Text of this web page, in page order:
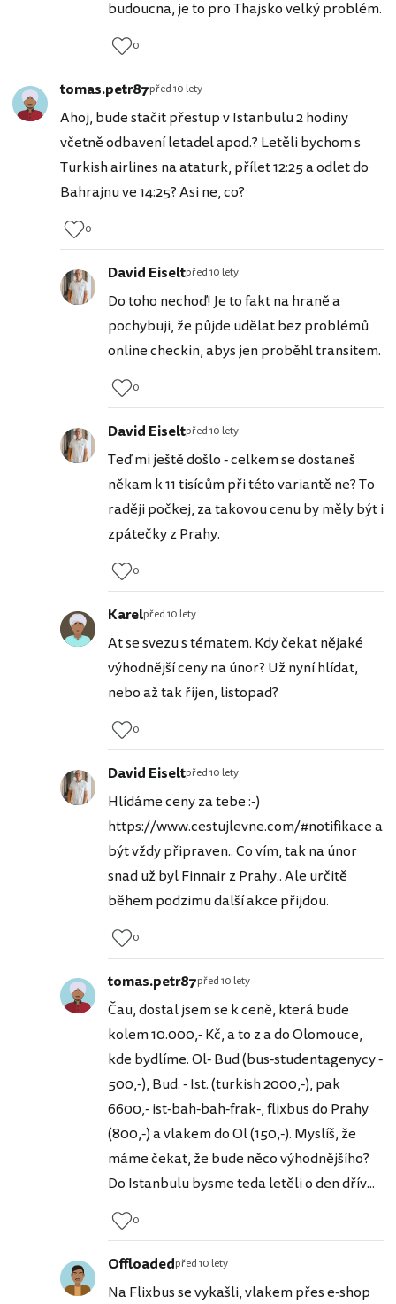
budoucna, je to pro Thajsko velký problém.
0
tomas.petr87před 10 lety
Ahoj, bude stačit přestup v Istanbulu 2 hodiny
včetně odbavení letadel apod.? Letěli bychom s
Turkish airlines na ataturk, přílet 12:25 a odlet do
Bahrajnu ve 14:25? Asi ne, co?
0
David Eiseltpřed 10 lety
Do toho nechoď! Je to fakt na hraně a
pochybuji, že půjde udělat bez problémů
online checkin, abys jen proběhl transitem.
0
David Eiseltpřed 10 lety
Teď mi ještě došlo - celkem se dostaneš
někam k 11 tisícům při této variantě ne? To
raději počkej, za takovou cenu by měly být i
zpátečky z Prahy.
0
Karelpřed 10 lety
At se svezu s tématem. Kdy čekat nějaké
výhodnější ceny na únor? Už nyní hlídat,
nebo až tak říjen, listopad?
0
David Eiseltpřed 10 lety
Hlídáme ceny za tebe :-)
https://www.cestujlevne.com/#notifikace a
být vždy připraven.. Co vím, tak na únor
snad už byl Finnair z Prahy.. Ale určitě
během podzimu další akce přijdou.
0
tomas.petr87před 10 lety
Čau, dostal jsem se k ceně, která bude
kolem 10.000,- Kč, a to z a do Olomouce,
kde bydlíme. Ol- Bud (bus-studentagenycy -
500,-), Bud. - Ist. (turkish 2000,-), pak
6600,- ist-bah-bah-frak-, flixbus do Prahy
(800,-) a vlakem do Ol (150,-). Myslíš, že
máme čekat, že bude něco výhodnějšího?
Do Istanbulu bysme teda letěli o den dřív...
0
Offloadedpřed 10 lety
Na Flixbus se vykašli, vlakem přes e-shop